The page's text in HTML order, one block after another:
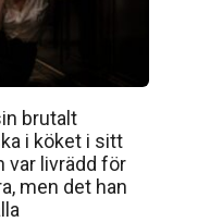
brutalt
i köket i sitt
var livrädd för
men det han